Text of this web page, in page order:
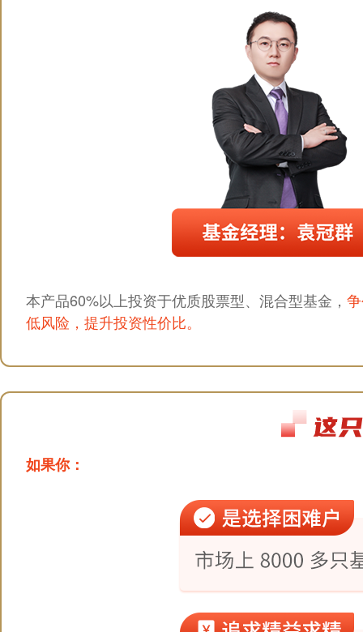
本产品60%以上投资于优质股票型、混合型基金，
低风险，提升投资性价比。
如果你：